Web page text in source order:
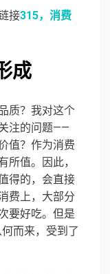
接315，消费
成
质？我对这个
注的问题——
值？作为消费
所值。因此，
得的，会直接
费上，大部分
要好吃。但是
何而来，受到了